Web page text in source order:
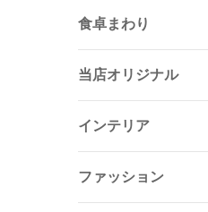
食卓まわり
当店オリジナル
インテリア
ファッション